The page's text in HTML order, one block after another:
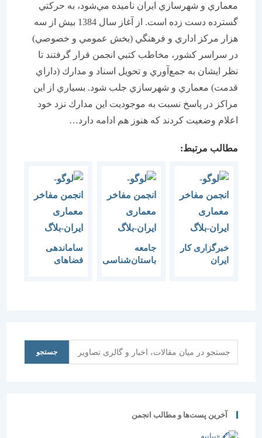
معماري و شهرسازي ايران ناميده مي‌شود، به حركتي
گسترده دست زده است. از آغاز سال 1384 بيش از سه
هزار مركز اداري و فرهنگي (بخش عمومي و خصوصي)
در سراسر كشور، مخاطب كتبي انجمن قرار گرفتند تا
نظر ايشان به جمع‌آوري و تحويل اسناد و مدارك (داراي
قدمت) معماري و شهرسازي جلب شود. بسياري از اين
مراكز در پاسخ نسبت به موجوديت اين مدارك نزد خود
اعلام وضعيت كردند كه هنوز هم ادامه دارد…
مطالب مرتبط:
خبرگزاری کار
معماران، از
خودداری کنند
معماری ایران
وضعیت
باستان‌شناسی
ساماندهی
فضاهای
جستجو
آخرین پست‌ها و مطالب انجمن